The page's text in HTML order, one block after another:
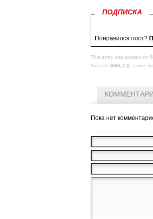
ПОДПИСКА
Понравился пост?
This entry was posted on
through RSS 2.0. также
Пока нет